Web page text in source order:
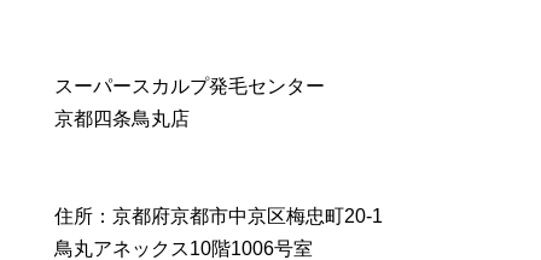
スーパースカルプ発毛センター
京都四条鳥丸店
住所：京都府京都市中京区梅忠町20-1
鳥丸アネックス10階1006号室